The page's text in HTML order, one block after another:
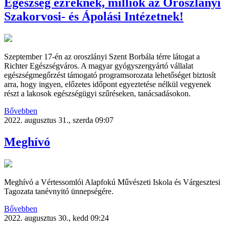
Szakorvosi- és Ápolási Intézetnek!
Szeptember 17-én az oroszlányi Szent Borbála térre látogat a
Richter Egészségváros. A magyar gyógyszergyártó vállalat
egészségmegőrzést támogató programsorozata lehetőséget biztosít
arra, hogy ingyen, előzetes időpont egyeztetése nélkül vegyenek
részt a lakosok egészségügyi szűréseken, tanácsadásokon.
Bővebben
2022. augusztus 31., szerda 09:07
Meghívó
Meghívó a Vértessomlói Alapfokú Művészeti Iskola és Várgesztesi
Tagozata tanévnyitó ünnepségére.
Bővebben
2022. augusztus 30., kedd 09:24